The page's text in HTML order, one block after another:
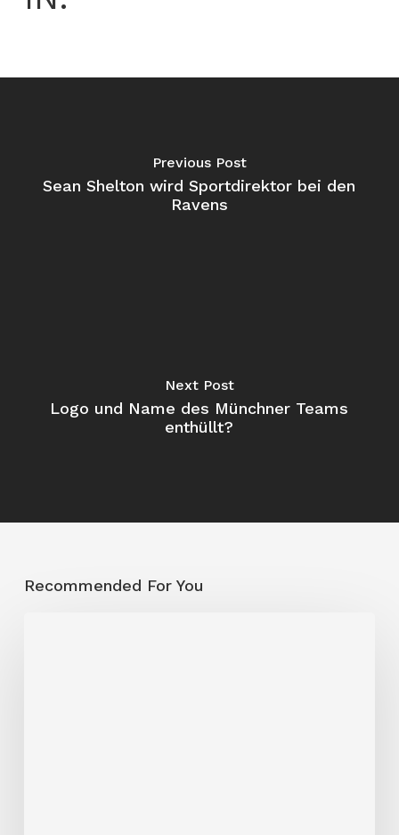
Previous Post
Sean Shelton wird Sportdirektor bei den
Ravens
Next Post
Logo und Name des Münchner Teams
enthüllt?
Recommended For You